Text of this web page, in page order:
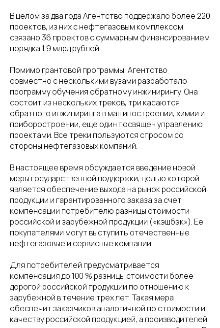
В целом за два года Агентство поддержало более 220
проектов, из них с нефтегазовым комплексом
связано 36 проектов с суммарным финансированием
порядка 1,9 млрд рублей.
Помимо грантовой программы, Агентство
совместно с несколькими вузами разработало
программу обучения обратному инжинирингу. Она
состоит из нескольких треков, три касаются
обратного инжиниринга в машиностроении, химии и
приборостроении, еще один посвящен управлению
проектами. Все треки пользуются спросом со
стороны нефтегазовых компаний.
В настоящее время обсуждается введение новой
меры государственной поддержки, целью которой
является обеспечение выхода на рынок российской
продукции и гарантированного заказа за счет
компенсации потребителю разницы стоимости
российской и зарубежной продукции («кэшбэк»). Ее
покупателями могут выступить отечественные
нефтегазовые и сервисные компании.
Для потребителей предусматривается
компенсация до 100 % разницы стоимости более
дорогой российской продукции по отношению к
зарубежной в течение трех лет. Такая мера
обеспечит заказчиков аналогичной по стоимости и
качеству российской продукцией, а производителей